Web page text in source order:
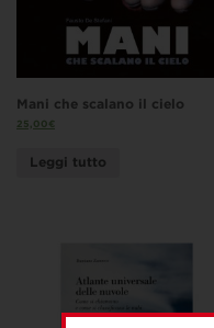
Mani che scalano il cielo
25,00€
Leggi tutto